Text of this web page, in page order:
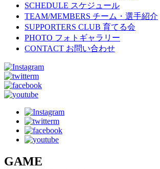
SCHEDULE スケジュール
TEAM/MEMBERS チーム・選手紹介
SUPPORTERS CLUB 育てる会
PHOTO フォトギャラリー
CONTACT お問い合わせ
GAME